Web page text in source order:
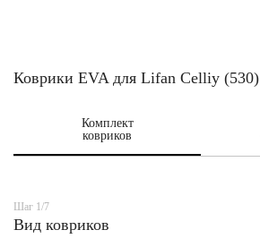
Коврики EVA для Lifan Celliy (530)
Комплект
ковриков
Шаг 1/7
Вид ковриков